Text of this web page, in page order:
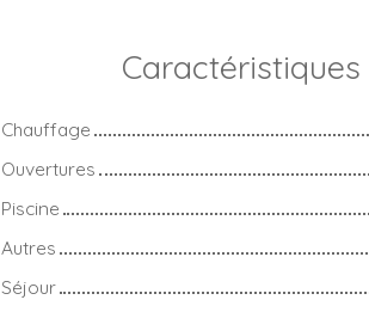
Caractéristiques
Chauffage
Ouvertures
Piscine
Autres
Séjour